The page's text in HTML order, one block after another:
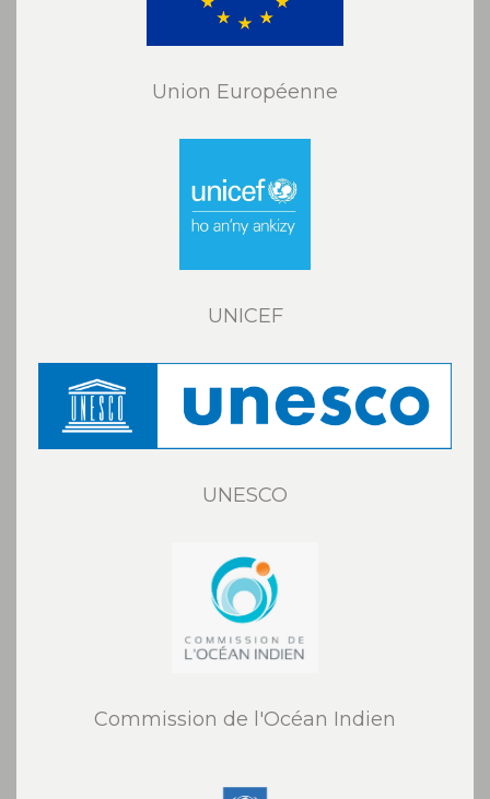
Union Européenne
UNICEF
UNESCO
Commission de l'Océan Indien